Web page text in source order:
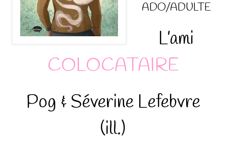
ADO/ADULTE
L’ami
COLOCATAIRE
Pog & Séverine Lefebvre
(ill.)